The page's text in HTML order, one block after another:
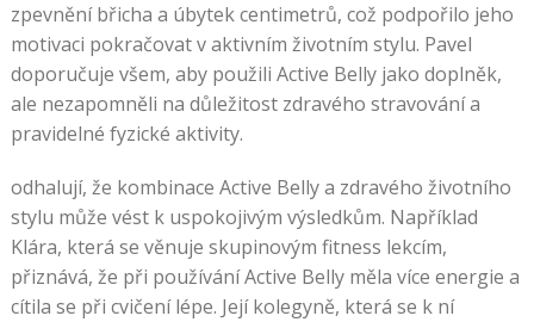
zpevnění břicha a úbytek centimetrů, což podpořilo jeho
motivaci pokračovat v aktivním životním stylu. Pavel
doporučuje všem, aby použili Active Belly jako doplněk,
ale nezapomněli na důležitost zdravého stravování a
pravidelné fyzické aktivity.
odhalují, že kombinace Active Belly a zdravého životního
stylu může vést k uspokojivým výsledkům. Například
Klára, která se věnuje skupinovým fitness lekcím,
přiznává, že při používání Active Belly měla více energie a
cítila se při cvičení lépe. Její kolegyně, která se k ní